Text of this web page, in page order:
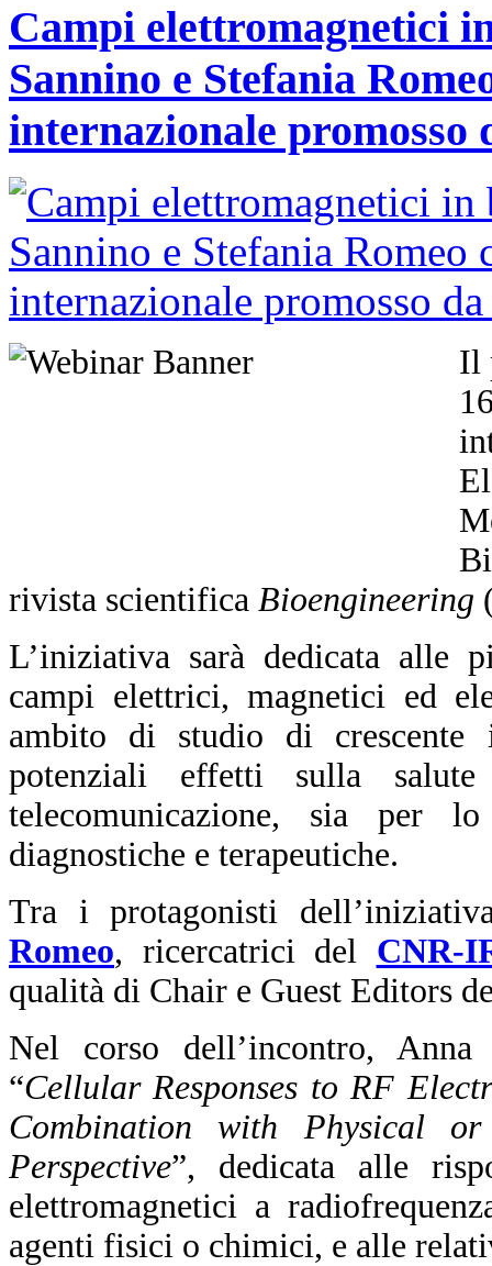
Campi elettromagnetici
Sannino e Stefania
internazionale promosso
Il
rivista scientifica Bioengineering
L’iniziativa sarà dedicata alle
campi elettrici, magnetici ed
ambito di studio di crescente
potenziali effetti sulla
telecomunicazione, sia per
diagnostiche e terapeutiche.
Tra i protagonisti
Romeo, ricercatrici del CNR-
qualità di Chair e Guest Editors
Nel corso dell’incontro,
“Cellular Responses to RF
Combination with Physical
Perspective”, dedicata alle
elettromagnetici a
agenti fisici o chimici, e alle